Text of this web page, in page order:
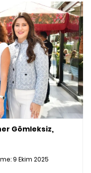
Gömleksiz,
9 Ekim 2025